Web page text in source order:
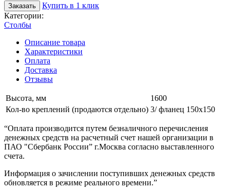
Заказать
Купить в 1 клик
Категории:
Столбы
Описание товара
Характеристики
Оплата
Доставка
Отзывы
Высота, мм
1600
Кол-во креплений (продаются отдельно) 3/ фланец 150х150
“Оплата производится путем безналичного перечисления
денежных средств на расчетный счет нашей организации в
ПАО "Сбербанк России” г.Москва согласно выставленного
счета.
Информация о зачислении поступивших денежных средств
обновляется в режиме реального времени.”